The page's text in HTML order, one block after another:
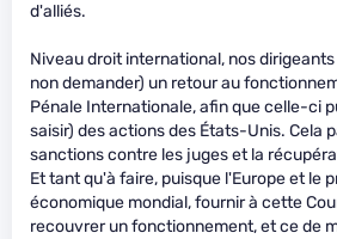
d'alliés.
Niveau droit international, nos
non demander) un retour au
Pénale Internationale, afin que celle-ci
saisir) des actions des États-Unis. Cela
sanctions contre les juges et la
Et tant qu'à faire, puisque l'Europe et le
économique mondial, fournir à cette
recouvrer un fonctionnement, et ce de